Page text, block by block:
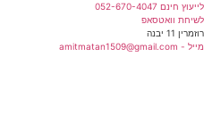
דלג
לתוכן
לייעוץ חינם 052-670-4047
לשיחת וואטסאפ
רוזמרין 11 יבנה
מייל - amitmatan1509@gmail.com